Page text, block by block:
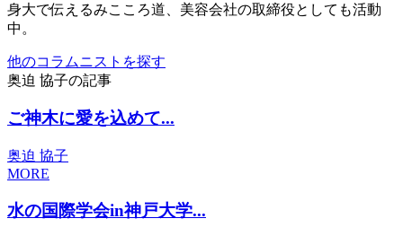
身大で伝えるみこころ道、美容会社の取締役としても活動
中。
他のコラムニストを探す
奥迫 協子の記事
ご神木に愛を込めて...
奥迫 協子
MORE
水の国際学会in神戸大学...